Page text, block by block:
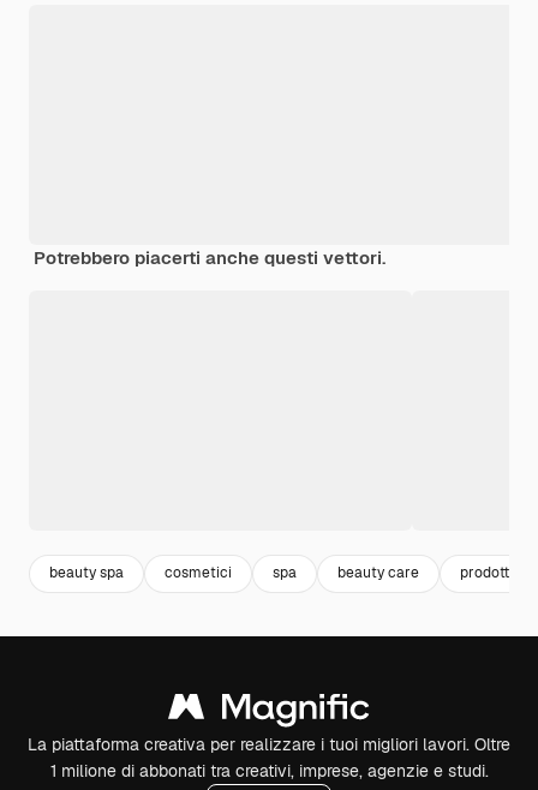
Potrebbero piacerti anche questi vettori.
beauty spa cosmetici spa beauty care prodotti
La piattaforma creativa per realizzare i tuoi migliori lavori. Oltre
1 milione di abbonati tra creativi, imprese, agenzie e studi.